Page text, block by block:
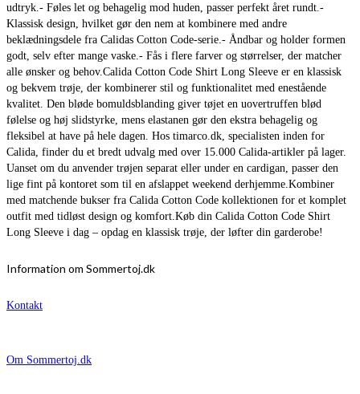
udtryk.- Føles let og behagelig mod huden, passer perfekt året rundt.-
Klassisk design, hvilket gør den nem at kombinere med andre
beklædningsdele fra Calidas Cotton Code-serie.- Åndbar og holder formen
godt, selv efter mange vaske.- Fås i flere farver og størrelser, der matcher
alle ønsker og behov.Calida Cotton Code Shirt Long Sleeve er en klassisk
og bekvem trøje, der kombinerer stil og funktionalitet med enestående
kvalitet. Den bløde bomuldsblanding giver tøjet en uovertruffen blød
følelse og høj slidstyrke, mens elastanen gør den ekstra behagelig og
fleksibel at have på hele dagen. Hos timarco.dk, specialisten inden for
Calida, finder du et bredt udvalg med over 15.000 Calida-artikler på lager.
Uanset om du anvender trøjen separat eller under en cardigan, passer den
lige fint på kontoret som til en afslappet weekend derhjemme.Kombiner
med matchende bukser fra Calida Cotton Code kollektionen for et komplet
outfit med tidløst design og komfort.Køb din Calida Cotton Code Shirt
Long Sleeve i dag – opdag en klassisk trøje, der løfter din garderobe!
Information om Sommertoj.dk
Kontakt
Om Sommertoj.dk